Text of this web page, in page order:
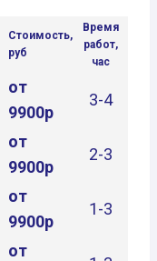
Стоимость,
руб
Время
работ,
час
от
9900р
3-4
от
9900р
2-3
от
9900р
1-3
от